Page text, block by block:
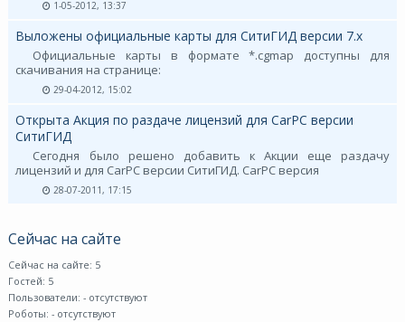
1-05-2012, 13:37
Выложены официальные карты для СитиГИД версии 7.х
Официальные карты в формате *.cgmap доступны для
скачивания на странице:
29-04-2012, 15:02
Открыта Акция по раздаче лицензий для CarPC версии
СитиГИД
Сегодня было решено добавить к Акции еще раздачу
лицензий и для CarPC версии СитиГИД. CarPC версия
28-07-2011, 17:15
Сейчас на сайте
Сейчас на сайте: 5
Гостей: 5
Пользователи: - отсутствуют
Роботы: - отсутствуют